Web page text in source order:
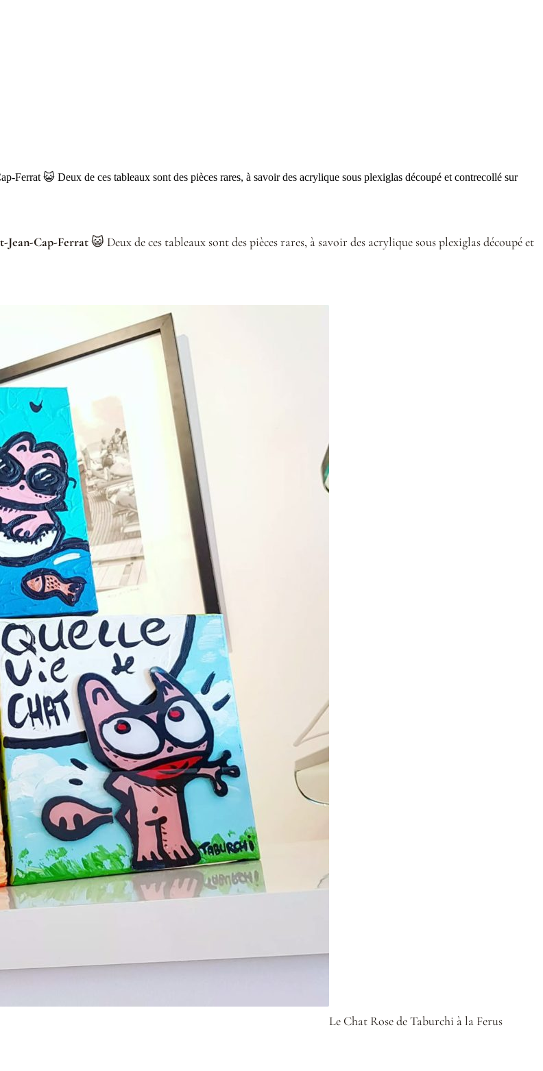
Ferrat 😺 Deux de ces tableaux sont des pièces rares, à savoir des acrylique sous plexiglas découpé et contrecollé sur
Jean-Cap-Ferrat😺 Deux de ces tableaux sont des pièces rares, à savoir des acrylique sous plexiglas découpé et
Le Chat Rose de Taburchi à la Ferus